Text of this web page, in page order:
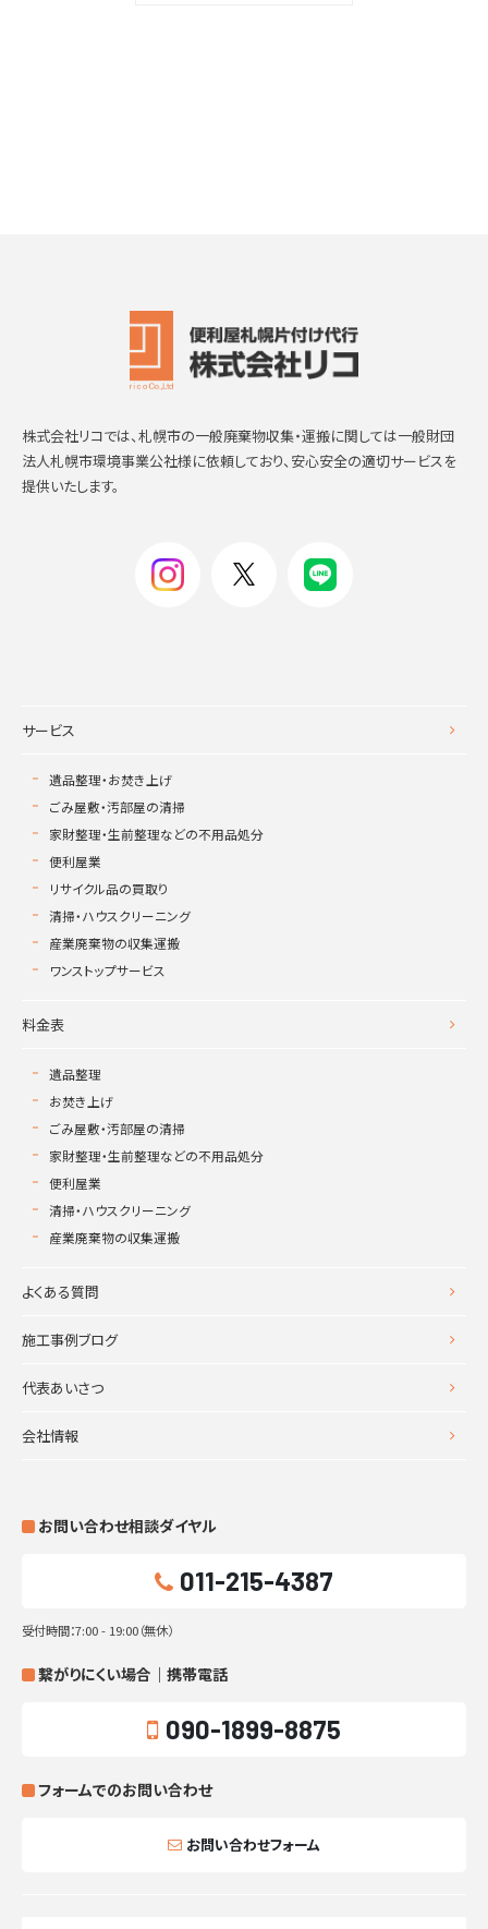
株式会社リコでは、札幌市の一般廃棄物収集・運搬に関しては一般財団
法人札幌市環境事業公社様に依頼しており、安心安全の適切サービスを
提供いたします。
サービス
遺品整理・お焚き上げ
ごみ屋敷・汚部屋の清掃
家財整理・生前整理などの不用品処分
便利屋業
リサイクル品の買取り
清掃・ハウスクリーニング
産業廃棄物の収集運搬
ワンストップサービス
料金表
遺品整理
お焚き上げ
ごみ屋敷・汚部屋の清掃
家財整理・生前整理などの不用品処分
便利屋業
清掃・ハウスクリーニング
産業廃棄物の収集運搬
よくある質問
施工事例ブログ
代表あいさつ
会社情報
お問い合わせ相談ダイヤル
011-215-4387
受付時間：7:00 - 19:00（無休）
繋がりにくい場合｜携帯電話
090-1899-8875
フォームでのお問い合わせ
お問い合わせフォーム